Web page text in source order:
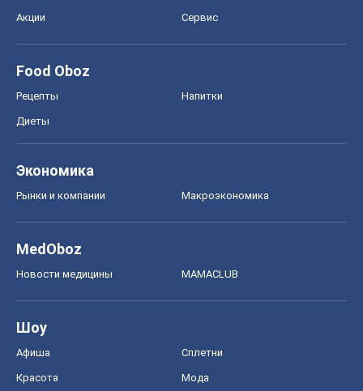
Акции Сервис
Food Oboz
Рецепты Напитки
Диеты
Экономика
Рынки и компании Mакроэкономика
MedOboz
Новости медицины MAMACLUB
Шоу
Афиша Сплетни
Красота Мода